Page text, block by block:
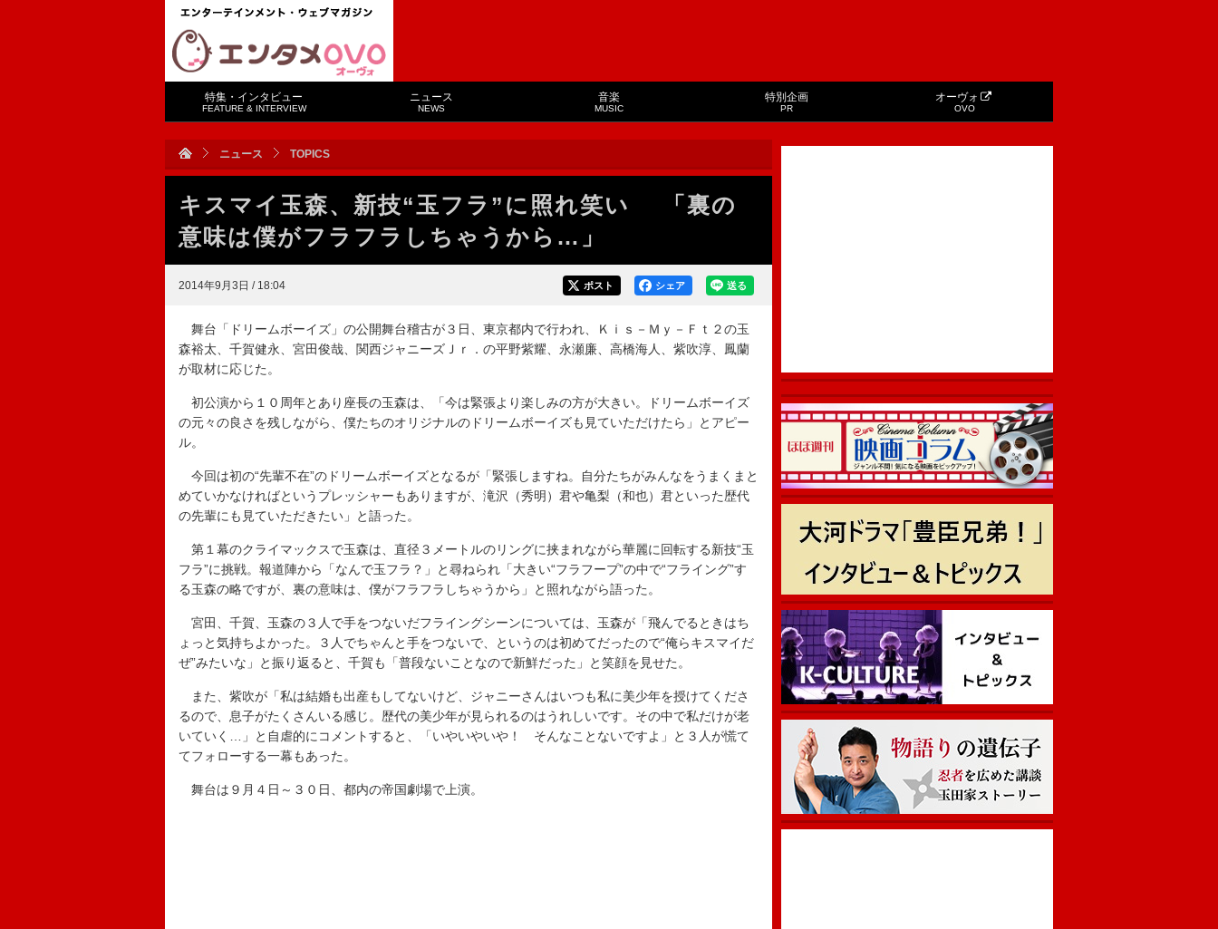
特集・インタビュー
FEATURE & INTERVIEW
ニュース
NEWS
音楽
MUSIC
特別企画
PR
オーヴォ
OVO
ニュース TOPICS
キスマイ玉森、新技“玉フラ”に照れ笑い 「裏の
意味は僕がフラフラしちゃうから…」
2014年9月3日 / 18:04 送る
シェア
ポスト
舞台「ドリームボーイズ」の公開舞台稽古が３日、東京都内で行われ、Ｋｉｓ－Ｍｙ－Ｆｔ２の玉
森裕太、千賀健永、宮田俊哉、関西ジャニーズＪｒ．の平野紫耀、永瀬廉、高橋海人、紫吹淳、鳳蘭
が取材に応じた。
初公演から１０周年とあり座長の玉森は、「今は緊張より楽しみの方が大きい。ドリームボーイズ
の元々の良さを残しながら、僕たちのオリジナルのドリームボーイズも見ていただけたら」とアピー
ル。
今回は初の“先輩不在”のドリームボーイズとなるが「緊張しますね。自分たちがみんなをうまくまと
めていかなければというプレッシャーもありますが、滝沢（秀明）君や亀梨（和也）君といった歴代
の先輩にも見ていただきたい」と語った。
第１幕のクライマックスで玉森は、直径３メートルのリングに挟まれながら華麗に回転する新技“玉
フラ”に挑戦。報道陣から「なんで玉フラ？」と尋ねられ「大きい“フラフープ”の中で“フライング”す
る玉森の略ですが、裏の意味は、僕がフラフラしちゃうから」と照れながら語った。
宮田、千賀、玉森の３人で手をつないだフライングシーンについては、玉森が「飛んでるときはち
ょっと気持ちよかった。３人でちゃんと手をつないで、というのは初めてだったので“俺らキスマイだ
ぜ”みたいな」と振り返ると、千賀も「普段ないことなので新鮮だった」と笑顔を見せた。
また、紫吹が「私は結婚も出産もしてないけど、ジャニーさんはいつも私に美少年を授けてくださ
るので、息子がたくさんいる感じ。歴代の美少年が見られるのはうれしいです。その中で私だけが老
いていく…」と自虐的にコメントすると、「いやいやいや！ そんなことないですよ」と３人が慌て
てフォローする一幕もあった。
舞台は９月４日～３０日、都内の帝国劇場で上演。